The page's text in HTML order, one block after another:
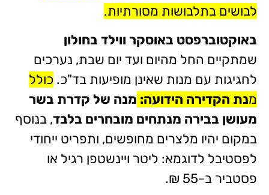
לבושים בתלבושות מסורתיות.
באוקטוברפסט באוסקר ווילד בחולון
שמתקיים החל מהיום ועד יום שבת, נערכים
לחגיגות עם מנות שאינן מופיעות בד"כ. כולל
מנת הקדירה הידועה: מנה של קדרת בשר
מעושן בבירה מנתחים מובחרים בלבד, בנוסף
במקום יהיו מלצרים מחופשים, ותפריט ייחודי
לפסטיבל לדוגמא: ליטר ויינשטפן רגיל או
פסטביר ב-55 ₪.